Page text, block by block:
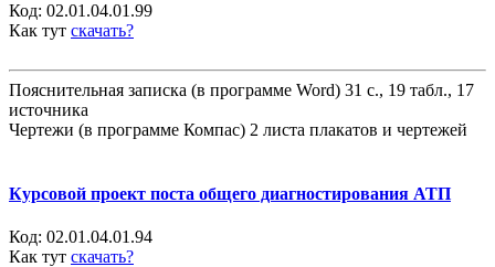
Код: 02.01.04.01.99
Как тут скачать?
Пояснительная записка (в программе Word) 31 с., 19 табл., 17
источника
Чертежи (в программе Компас) 2 листа плакатов и чертежей
Курсовой проект поста общего диагностирования АТП
Код: 02.01.04.01.94
Как тут скачать?